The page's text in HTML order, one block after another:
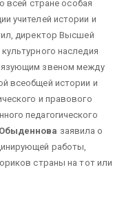
всей стране особая
учителей истории и
директор Высшей
наследия
звеном между
всеобщей истории и
и правового
педагогического
заявила о
работы,
страны на тот или